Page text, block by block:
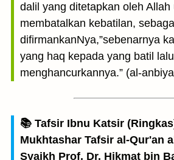
dalil yang ditetapkan oleh Allah
membatalkan kebatilan,
difirmankanNya,”sebenarnya
yang haq kepada yang batil
menghancurkannya.” (al-
📚 Tafsir Ibnu Katsir
Mukhtashar Tafsir al-Qur'an
Syaikh Prof. Dr. Hikmat bin